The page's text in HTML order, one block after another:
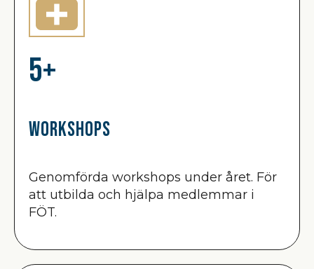
5+
Workshops
Genomförda workshops under året. För
att utbilda och hjälpa medlemmar i
FÖT.